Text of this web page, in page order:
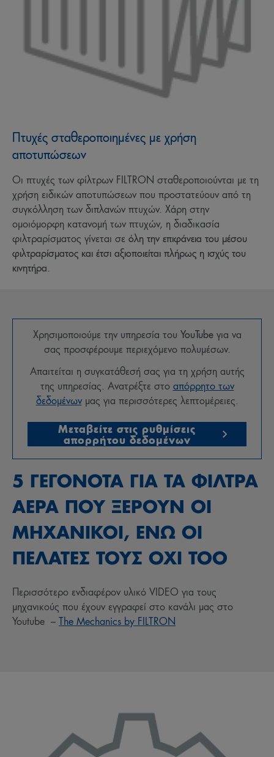
Πτυχές σταθεροποιημένες με χρήση
αποτυπώσεων
Οι πτυχές των φίλτρων FILTRON σταθεροποιούνται με τη
χρήση ειδικών αποτυπώσεων που προστατεύουν από τη
συγκόλληση των διπλανών πτυχών. Χάρη στην
ομοιόμορφη κατανομή των πτυχών, η διαδικασία
φιλτραρίσματος γίνεται σε όλη την επιφάνεια του μέσου
φιλτραρίσματος και έτσι αξιοποιείται πλήρως η ισχύς του
κινητήρα.
Χρησιμοποιούμε την υπηρεσία του YouTube για να
σας προσφέρουμε περιεχόμενο πολυμέσων.
Απαιτείται η συγκατάθεσή σας για τη χρήση αυτής
της υπηρεσίας. Ανατρέξτε στο απόρρητο των
δεδομένωνμας για περισσότερες λεπτομέρειες.
Μεταβείτε στις ρυθμίσεις
απορρήτου δεδομένων
5 ΓΕΓΟΝΟΤΑ ΓΙΑ ΤΑ ΦΙΛΤΡΑ
AEPA ΠΟΥ ΞΕΡΟΥΝ ΟΙ
ΜΗΧΑΝΙΚΟΙ, ΕΝΩ ΟΙ
ΠΕΛΑΤΕΣ ΤΟΥΣ ΟΧΙ ΤΟΟ
Περισσότερο ενδιαφέρον υλικό VIDEO για τους
μηχανικούς που έχουν εγγραφεί στο κανάλι μας στο
Youtube – The Mechanics by FILTRON